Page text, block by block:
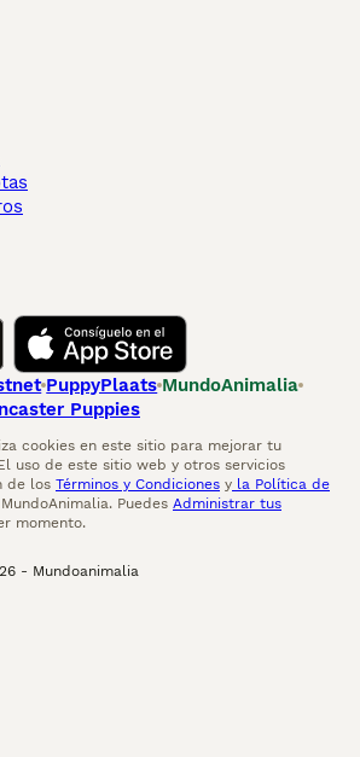
PuppyPlaats MundoAnimalia
Puppies
cookies en este sitio para mejorar tu
uso de este sitio web y otros servicios
de los Términos y Condiciones y la Política de
Puedes Administrar tus
momento.
- Mundoanimalia